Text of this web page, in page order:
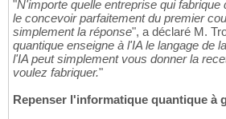
"N'importe quelle entreprise qui fabrique
le concevoir parfaitement du premier
simplement la réponse", a déclaré M.
quantique enseigne à l'IA le langage de
l'IA peut simplement vous donner la
voulez fabriquer."
Repenser l'informatique quantique à